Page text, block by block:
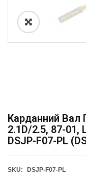
Карданний Вал
2.1D/2.5, 87-
DSJP-F07-PL
SKU: DSJP-F07-PL